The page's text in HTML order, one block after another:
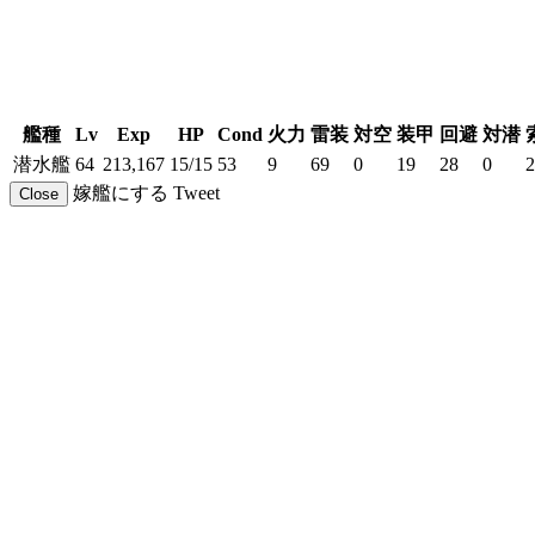
艦種 Lv Exp HP Cond 火力 雷装 対空 装甲 回避 対潜
潜水艦 64 213,167 15/15 53 9 69 0 19 28 0
Close 嫁艦にする Tweet